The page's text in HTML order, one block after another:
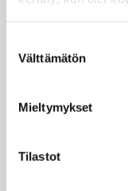
valinta
Välttämätön
Mieltymykset
Tilastot
Työnhaku
KirVESTES 2025-
Palkkaus